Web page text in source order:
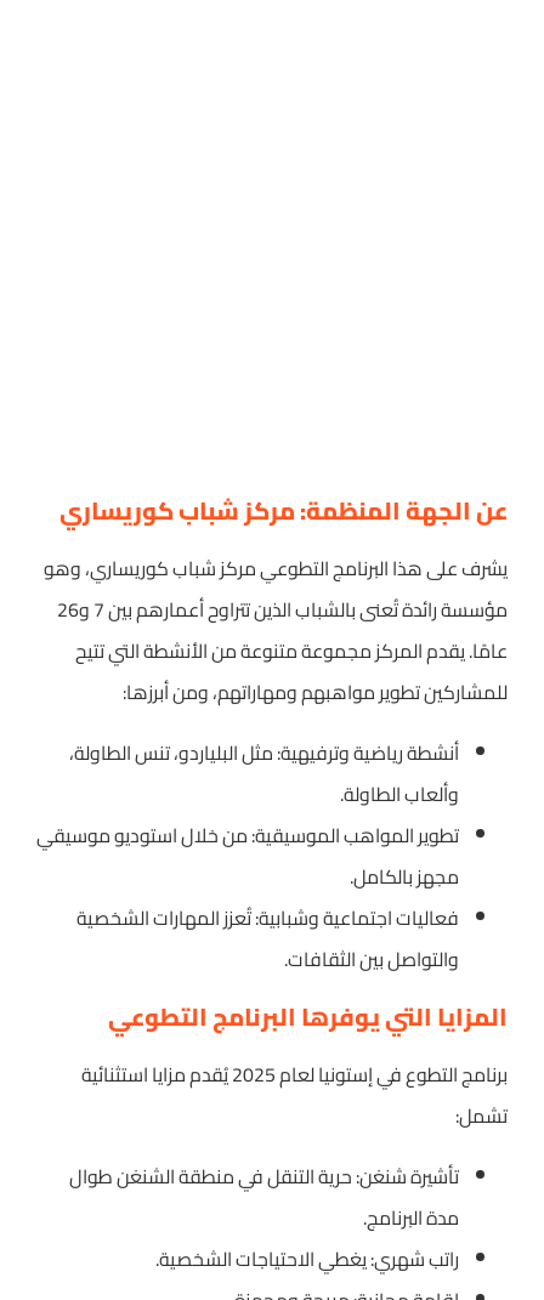
عن الجهة المنظمة: مركز شباب كوريساري
يشرف على هذا البرنامج التطوعي مركز شباب كوريساري، وهو
مؤسسة رائدة تُعنى بالشباب الذين تتراوح أعمارهم بين 7 و26
عامًا. يقدم المركز مجموعة متنوعة من الأنشطة التي تتيح
للمشاركين تطوير مواهبهم ومهاراتهم، ومن أبرزها:
أنشطة رياضية وترفيهية: مثل البلياردو، تنس الطاولة،
وألعاب الطاولة.
تطوير المواهب الموسيقية: من خلال استوديو موسيقي
مجهز بالكامل.
فعاليات اجتماعية وشبابية: تُعزز المهارات الشخصية
والتواصل بين الثقافات.
المزايا التي يوفرها البرنامج التطوعي
برنامج التطوع في إستونيا لعام 2025 يُقدم مزايا استثنائية
تشمل:
تأشيرة شنغن: حرية التنقل في منطقة الشنغن طوال
مدة البرنامج.
راتب شهري: يغطي الاحتياجات الشخصية.